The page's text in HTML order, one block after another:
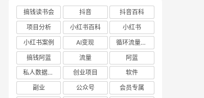
搞钱读书会 抖音
抖音百科
项目分析
小红书百科
小红书
小红书案例
AI变现
循环流量实验室
搞钱阿蓝
流量
阿蓝
私人数据库项目
创业项目
软件
副业
公众号
会员专属